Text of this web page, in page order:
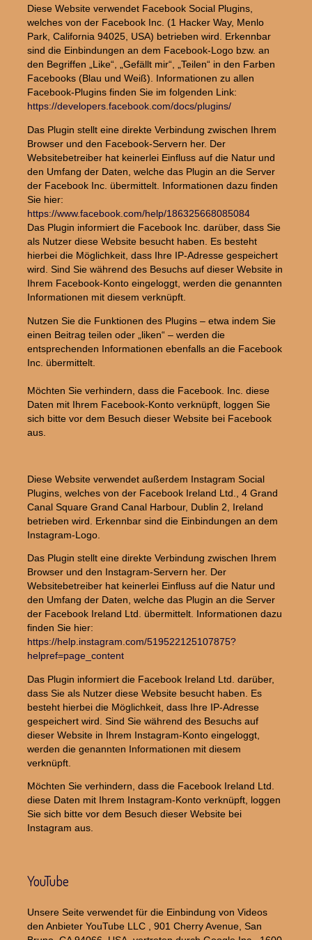
Diese Website verwendet Facebook Social Plugins,
welches von der Facebook Inc. (1 Hacker Way, Menlo
Park, California 94025, USA) betrieben wird. Erkennbar
sind die Einbindungen an dem Facebook-Logo bzw. an
den Begriffen „Like“, „Gefällt mir“, „Teilen“ in den Farben
Facebooks (Blau und Weiß). Informationen zu allen
Facebook-Plugins finden Sie im folgenden Link:
https://developers.facebook.com/docs/plugins/
Das Plugin stellt eine direkte Verbindung zwischen Ihrem
Browser und den Facebook-Servern her. Der
Websitebetreiber hat keinerlei Einfluss auf die Natur und
den Umfang der Daten, welche das Plugin an die Server
der Facebook Inc. übermittelt. Informationen dazu finden
Sie hier:
https://www.facebook.com/help/186325668085084
Das Plugin informiert die Facebook Inc. darüber, dass Sie
als Nutzer diese Website besucht haben. Es besteht
hierbei die Möglichkeit, dass Ihre IP-Adresse gespeichert
wird. Sind Sie während des Besuchs auf dieser Website in
Ihrem Facebook-Konto eingeloggt, werden die genannten
Informationen mit diesem verknüpft.
Nutzen Sie die Funktionen des Plugins – etwa indem Sie
einen Beitrag teilen oder „liken“ – werden die
entsprechenden Informationen ebenfalls an die Facebook
Inc. übermittelt.
Möchten Sie verhindern, dass die Facebook. Inc. diese
Daten mit Ihrem Facebook-Konto verknüpft, loggen Sie
sich bitte vor dem Besuch dieser Website bei Facebook
aus.
Diese Website verwendet außerdem Instagram Social
Plugins, welches von der Facebook Ireland Ltd., 4 Grand
Canal Square Grand Canal Harbour, Dublin 2, Ireland
betrieben wird. Erkennbar sind die Einbindungen an dem
Instagram-Logo.
Das Plugin stellt eine direkte Verbindung zwischen Ihrem
Browser und den Instagram-Servern her. Der
Websitebetreiber hat keinerlei Einfluss auf die Natur und
den Umfang der Daten, welche das Plugin an die Server
der Facebook Ireland Ltd. übermittelt. Informationen dazu
finden Sie hier:
https://help.instagram.com/519522125107875?
helpref=page_content
Das Plugin informiert die Facebook Ireland Ltd. darüber,
dass Sie als Nutzer diese Website besucht haben. Es
besteht hierbei die Möglichkeit, dass Ihre IP-Adresse
gespeichert wird. Sind Sie während des Besuchs auf
dieser Website in Ihrem Instagram-Konto eingeloggt,
werden die genannten Informationen mit diesem
verknüpft.
Möchten Sie verhindern, dass die Facebook Ireland Ltd.
diese Daten mit Ihrem Instagram-Konto verknüpft, loggen
Sie sich bitte vor dem Besuch dieser Website bei
Instagram aus.
YouTube
Unsere Seite verwendet für die Einbindung von Videos
den Anbieter YouTube LLC , 901 Cherry Avenue, San